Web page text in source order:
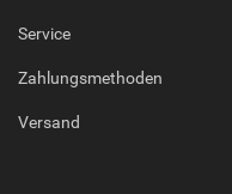
Service
Zahlungsmethoden
Versand